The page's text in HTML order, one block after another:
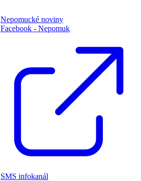
Nepomucké noviny
Facebook - Nepomuk
SMS infokanál